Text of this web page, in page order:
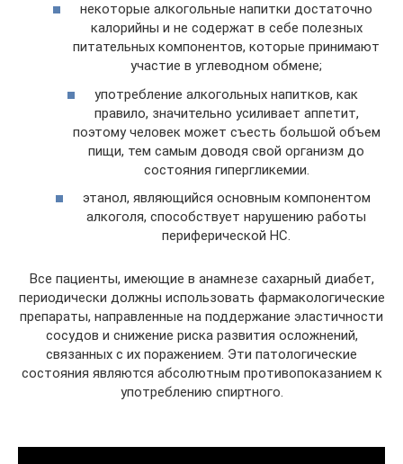
некоторые алкогольные напитки достаточно
калорийны и не содержат в себе полезных
питательных компонентов, которые принимают
участие в углеводном обмене;
употребление алкогольных напитков, как
правило, значительно усиливает аппетит,
поэтому человек может съесть большой объем
пищи, тем самым доводя свой организм до
состояния гипергликемии.
этанол, являющийся основным компонентом
алкоголя, способствует нарушению работы
периферической НС.
Все пациенты, имеющие в анамнезе сахарный диабет,
периодически должны использовать фармакологические
препараты, направленные на поддержание эластичности
сосудов и снижение риска развития осложнений,
связанных с их поражением. Эти патологические
состояния являются абсолютным противопоказанием к
употреблению спиртного.